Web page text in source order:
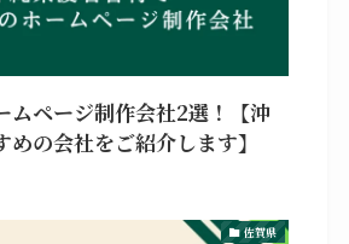
ムページ制作会社2選！【沖
の会社をご紹介します】
佐賀県